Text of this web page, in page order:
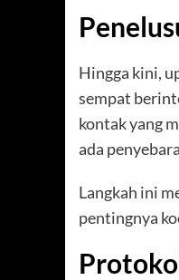
Hingga kini,
sempat
kontak yang
ada
Langkah ini
pentingnya